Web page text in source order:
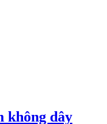
không dây